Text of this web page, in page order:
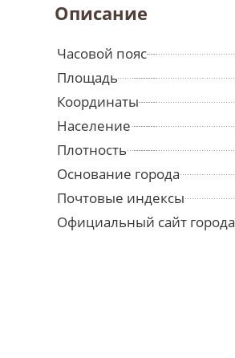
Описание
Часовой пояс
Площадь
Координаты
Население
Плотность
Основание города
Почтовые индексы
Официальный сайт города